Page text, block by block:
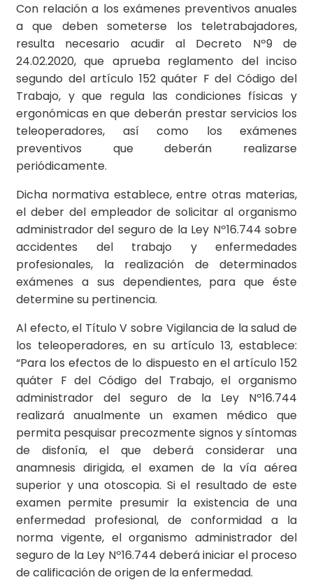
Con relación a los exámenes preventivos anuales
a que deben someterse los teletrabajadores,
resulta necesario acudir al Decreto Nº9 de
24.02.2020, que aprueba reglamento del inciso
segundo del artículo 152 quáter F del Código del
Trabajo, y que regula las condiciones físicas y
ergonómicas en que deberán prestar servicios los
teleoperadores, así como los exámenes
preventivos que deberán realizarse
periódicamente.
Dicha normativa establece, entre otras materias,
el deber del empleador de solicitar al organismo
administrador del seguro de la Ley Nº16.744 sobre
accidentes del trabajo y enfermedades
profesionales, la realización de determinados
exámenes a sus dependientes, para que éste
determine su pertinencia.
Al efecto, el Título V sobre Vigilancia de la salud de
los teleoperadores, en su artículo 13, establece:
“Para los efectos de lo dispuesto en el artículo 152
quáter F del Código del Trabajo, el organismo
administrador del seguro de la Ley Nº16.744
realizará anualmente un examen médico que
permita pesquisar precozmente signos y síntomas
de disfonía, el que deberá considerar una
anamnesis dirigida, el examen de la vía aérea
superior y una otoscopia. Si el resultado de este
examen permite presumir la existencia de una
enfermedad profesional, de conformidad a la
norma vigente, el organismo administrador del
seguro de la Ley Nº16.744 deberá iniciar el proceso
de calificación de origen de la enfermedad.